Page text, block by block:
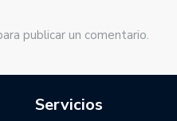
publicar un comentario.
Servicios